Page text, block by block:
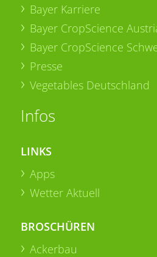
Bayer Karriere
Bayer CropScience
Bayer CropScience
Presse
Vegetables Deutschland
Infos
LINKS
Apps
Wetter Aktuell
BROSCHÜREN
Ackerbau